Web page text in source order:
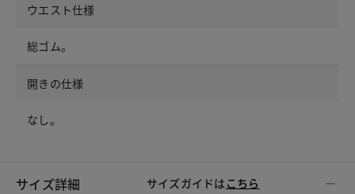
ウエスト仕様
総ゴム。
開きの仕様
なし。
サイズ詳細 サイズガイドは こちら